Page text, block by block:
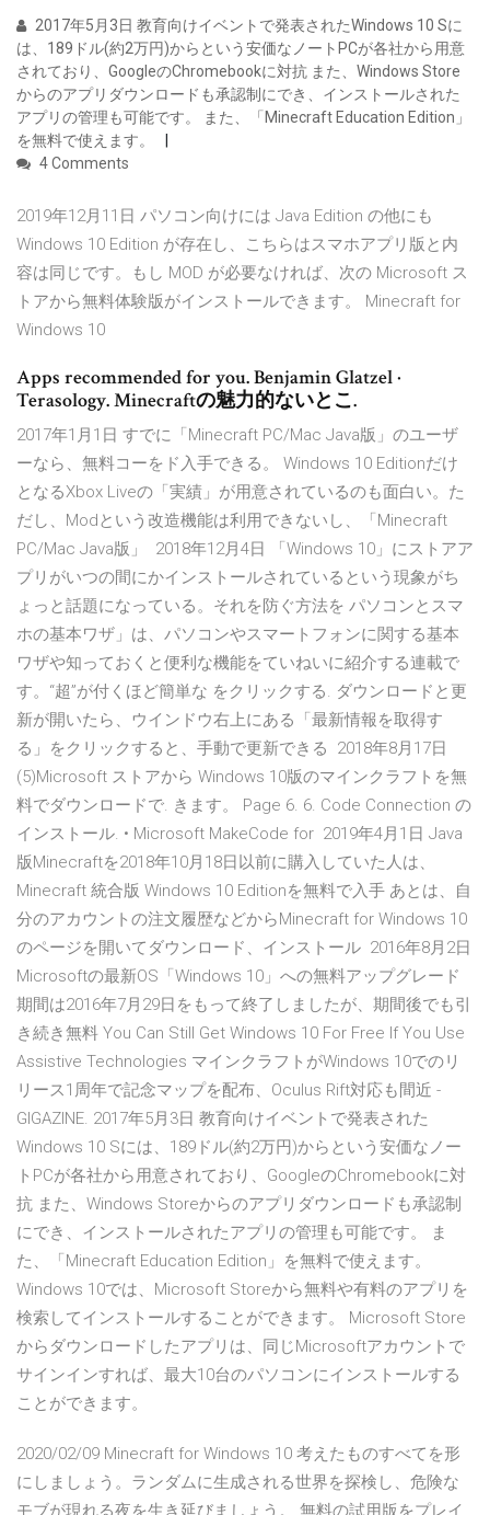
2017年5月3日 教育向けイベントで発表されたWindows 10 Sに
は、189ドル(約2万円)からという安価なノートPCが各社から用意
されており、GoogleのChromebookに対抗 また、Windows Store
からのアプリダウンロードも承認制にでき、インストールされた
アプリの管理も可能です。 また、「Minecraft Education Edition」
を無料で使えます。
4 Comments
2019年12月11日 パソコン向けには Java Edition の他にも
Windows 10 Edition が存在し、こちらはスマホアプリ版と内
容は同じです。もし MOD が必要なければ、次の Microsoft ス
トアから無料体験版がインストールできます。 Minecraft for
Windows 10
Apps recommended for you. Benjamin Glatzel ·
Terasology. Minecraftの魅力的ないとこ.
2017年1月1日 すでに「Minecraft PC/Mac Java版」のユーザ
ーなら、無料コーをド入手できる。 Windows 10 Editionだけ
となるXbox Liveの「実績」が用意されているのも面白い。た
だし、Modという改造機能は利用できないし、「Minecraft
PC/Mac Java版」 2018年12月4日 「Windows 10」にストアア
プリがいつの間にかインストールされているという現象がち
ょっと話題になっている。それを防ぐ方法を パソコンとスマ
ホの基本ワザ」は、パソコンやスマートフォンに関する基本
ワザや知っておくと便利な機能をていねいに紹介する連載で
す。“超”が付くほど簡単な をクリックする. ダウンロードと更
新が開いたら、ウインドウ右上にある「最新情報を取得す
る」をクリックすると、手動で更新できる 2018年8月17日
(5)Microsoft ストアから Windows 10版のマインクラフトを無
料でダウンロードで. きます。 Page 6. 6. Code Connection の
インストール. • Microsoft MakeCode for 2019年4月1日 Java
版Minecraftを2018年10月18日以前に購入していた人は、
Minecraft 統合版 Windows 10 Editionを無料で入手 あとは、自
分のアカウントの注文履歴などからMinecraft for Windows 10
のページを開いてダウンロード、インストール 2016年8月2日
Microsoftの最新OS「Windows 10」への無料アップグレード
期間は2016年7月29日をもって終了しましたが、期間後でも引
き続き無料 You Can Still Get Windows 10 For Free If You Use
Assistive Technologies マインクラフトがWindows 10でのリ
リース1周年で記念マップを配布、Oculus Rift対応も間近 -
GIGAZINE. 2017年5月3日 教育向けイベントで発表された
Windows 10 Sには、189ドル(約2万円)からという安価なノー
トPCが各社から用意されており、GoogleのChromebookに対
抗 また、Windows Storeからのアプリダウンロードも承認制
にでき、インストールされたアプリの管理も可能です。 ま
た、「Minecraft Education Edition」を無料で使えます。
Windows 10では、Microsoft Storeから無料や有料のアプリを
検索してインストールすることができます。 Microsoft Store
からダウンロードしたアプリは、同じMicrosoftアカウントで
サインインすれば、最大10台のパソコンにインストールする
ことができます。
2020/02/09 Minecraft for Windows 10 考えたものすべてを形
にしましょう。ランダムに生成される世界を探検し、危険な